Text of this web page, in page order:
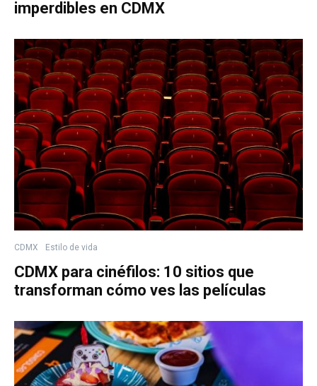
imperdibles en CDMX
CDMX Estilo de vida
CDMX para cinéfilos: 10 sitios que
transforman cómo ves las películas